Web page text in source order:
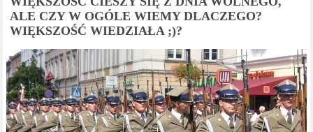
ALE CZY W OGÓLE WIEMY DLACZEGO?
WIĘKSZOŚĆ WIEDZIAŁA ;)?